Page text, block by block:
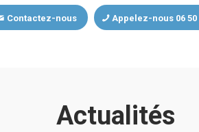
Contactez-nous Appelez-nous 06 50
Actualités